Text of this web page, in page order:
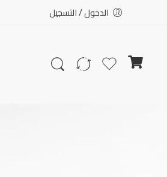
الدخول / التسجيل